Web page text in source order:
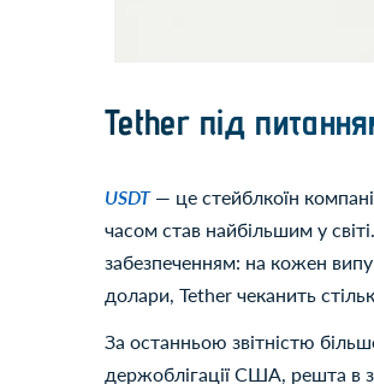
Tether під
USDT— це стейблкоїн
часом став найбільшим у
забезпеченням: на кожен
долари, Tether чеканить
За останньою звітністю
держоблігації США, решта в